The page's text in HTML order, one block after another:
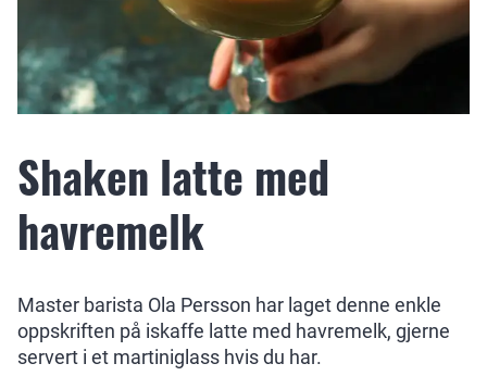
Shaken latte med
havremelk
Master barista Ola Persson har laget denne enkle
oppskriften på iskaffe latte med havremelk, gjerne
servert i et martiniglass hvis du har.